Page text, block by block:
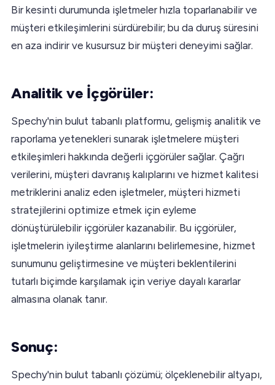
Bir kesinti durumunda işletmeler hızla toparlanabilir ve
müşteri etkileşimlerini sürdürebilir; bu da duruş süresini
en aza indirir ve kusursuz bir müşteri deneyimi sağlar.
Analitik ve İçgörüler:
Spechy'nin bulut tabanlı platformu, gelişmiş analitik ve
raporlama yetenekleri sunarak işletmelere müşteri
etkileşimleri hakkında değerli içgörüler sağlar. Çağrı
verilerini, müşteri davranış kalıplarını ve hizmet kalitesi
metriklerini analiz eden işletmeler, müşteri hizmeti
stratejilerini optimize etmek için eyleme
dönüştürülebilir içgörüler kazanabilir. Bu içgörüler,
işletmelerin iyileştirme alanlarını belirlemesine, hizmet
sunumunu geliştirmesine ve müşteri beklentilerini
tutarlı biçimde karşılamak için veriye dayalı kararlar
almasına olanak tanır.
Sonuç:
Spechy'nin bulut tabanlı çözümü; ölçeklenebilir altyapı,